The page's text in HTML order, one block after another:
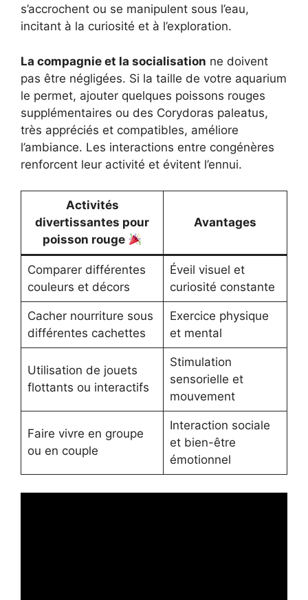
s’accrochent ou se manipulent sous l’eau,
incitant à la curiosité et à l’exploration.
La compagnie et la socialisation ne doivent
pas être négligées. Si la taille de votre aquarium
le permet, ajouter quelques poissons rouges
supplémentaires ou des Corydoras paleatus,
très appréciés et compatibles, améliore
l’ambiance. Les interactions entre congénères
renforcent leur activité et évitent l’ennui.
Activités
divertissantes pour
poisson rouge
Avantages
Comparer différentes
couleurs et décors
Éveil visuel et
curiosité constante
Cacher nourriture sous
différentes cachettes
Exercice physique
et mental
Utilisation de jouets
flottants ou interactifs
Stimulation
sensorielle et
mouvement
Faire vivre en groupe
ou en couple
Interaction sociale
et bien-être
émotionnel